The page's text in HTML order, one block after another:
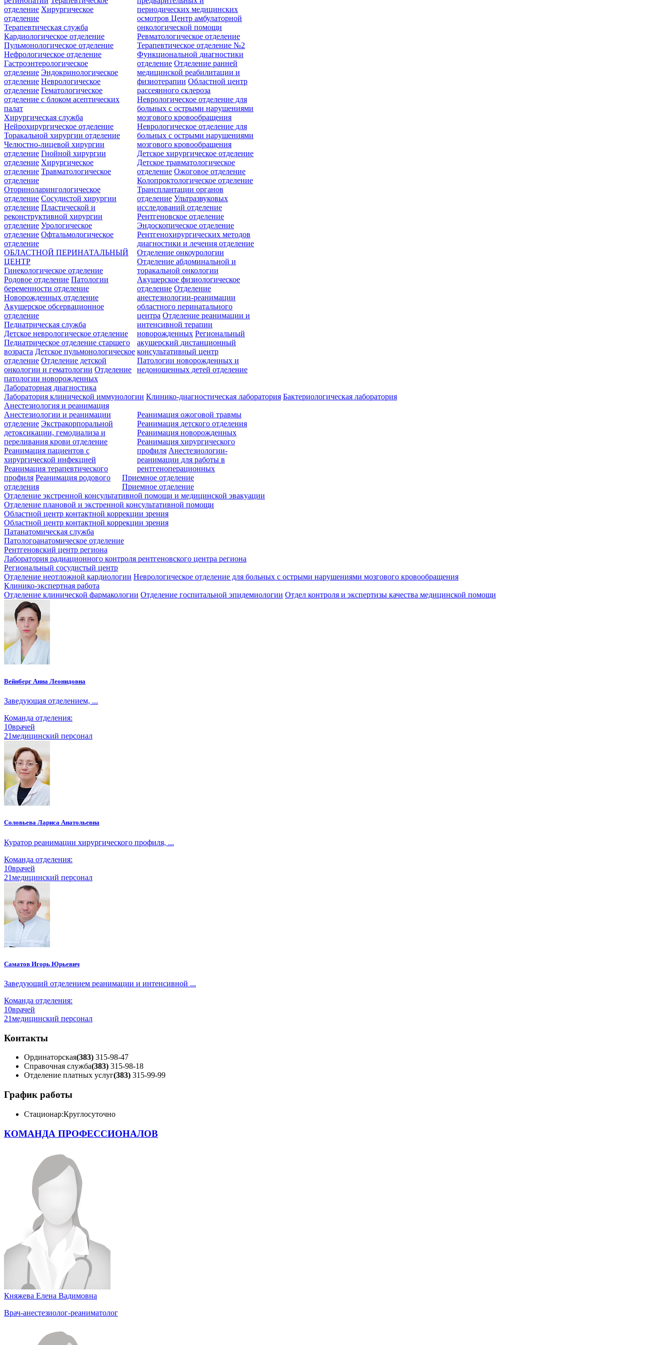
отделение Хирургическое
отделение
периодических медицинских
осмотровЦентр амбулаторной
онкологической помощи
Терапевтическая служба
Кардиологическое отделение
Пульмонологическое отделение
Нефрологическое отделение
Гастроэнтерологическое
отделение Эндокринологическое
отделение Неврологическое
отделение Гематологическое
отделение c блоком асептических
палат
Ревматологическое отделение
Терапевтическое отделение №2
Функциональной диагностики
отделение Отделение ранней
медицинской реабилитации и
физиотерапии Областной центр
рассеянного склероза
Неврологическое отделение для
больных с острыми нарушениями
мозгового кровообращения
Неврологическое отделение для
больных с острыми нарушениями
мозгового кровообращения
Хирургическая служба
Нейрохирургическое отделение
Торакальной хирургии отделение
Челюстно-лицевой хирургии
отделение Гнойной хирургии
отделение Хирургическое
отделение Травматологическое
отделение
Оториноларингологическое
отделение Сосудистой хирургии
отделение Пластической и
реконструктивной хирургии
отделение Урологическое
отделение Офтальмологическое
отделение
Детское хирургическое отделение
Детское травматологическое
отделение Ожоговое отделение
Колопроктологическое отделение
Трансплантации органов
отделение Ультразвуковых
исследований отделение
Рентгеновское отделение
Эндоскопическое отделение
Рентгенохирургических методов
диагностики и лечения отделение
Отделение онкоурологии
Отделение абдоминальной и
торакальной онкологии
ОБЛАСТНОЙ ПЕРИНАТАЛЬНЫЙ
ЦЕНТР
Гинекологическое отделение
Родовое отделение Патологии
беременности отделение
Новорожденных отделение
Акушерское обсервационное
отделение
Акушерское физиологическое
отделение Отделение
анестезиологии-реанимации
областного перинатального
центра Отделение реанимации и
интенсивной терапии
новорожденных Региональный
акушерский дистанционный
консультативный центр
Патологии новорожденных и
недоношенных детей отделение
Педиатрическая служба
Детское неврологическое отделение
Педиатрическое отделение старшего
возраста Детское пульмонологическое
отделение Отделение детской
онкологии и гематологии Отделение
патологии новорожденных
Лабораторная диагностика
Лаборатория клинической иммунологии Клинико-диагностическая лаборатория Бактериологическая лаборатория
Анестезиология и реанимация
Анестезиологии и реанимации
отделение Экстракорпоральной
детоксикации, гемодиализа и
переливания крови отделение
Реанимация пациентов с
хирургической инфекцией
Реанимация терапевтического
профиля Реанимация родового
отделения
Реанимация ожоговой травмы
Реанимация детского отделения
Реанимация новорожденных
Реанимация хирургического
профиля Анестезиологии-
реанимации для работы в
рентгеноперационных
Приемное отделение
Приемное отделение
Отделение экстренной консультативной помощи и медицинской эвакуации
Отделение плановой и экстренной консультативной помощи
Областной центр контактной коррекции зрения
Областной центр контактной коррекции зрения
Патанатомическая служба
Патологоанатомическое отделение
Рентгеновский центр региона
Лаборатория радиационного контроля рентгеновского центра региона
Региональный сосудистый центр
Отделение неотложной кардиологии Неврологическое отделение для больных с острыми нарушениями мозгового кровообращения
Клинико-экспертная работа
Отделение клинической фармакологии Отделение госпитальной эпидемиологии Отдел контроля и экспертизы качества медицинской помощи
Вейнберг Анна Леонидовна
Заведующая отделением, ...
Команда отделения:
10врачей
21медицинский персонал
Соловьева Лариса Анатольевна
Куратор реанимации хирургического профиля, ...
Команда отделения:
10врачей
21медицинский персонал
Саматов Игорь Юрьевич
Заведующий отделением реанимации и интенсивной ...
Команда отделения:
10врачей
21медицинский персонал
Контакты
Ординаторская(383) 315-98-47
Справочная служба(383) 315-98-18
Отделение платных услуг(383) 315-99-99
График работы
Стационар:Круглосуточно
КОМАНДА ПРОФЕССИОНАЛОВ
Княжева Елена Вадимовна
Врач-анестезиолог-реаниматолог